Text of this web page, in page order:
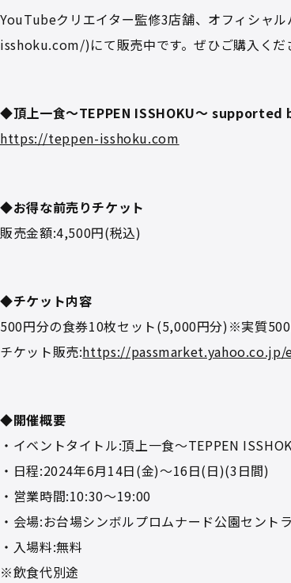
YouTubeクリエイター監修3店舗、オフィシャ
isshoku.com/)にて販売中です。ぜひご購⼊くだ
◆頂上一食～TEPPEN ISSHOKU～ supported
https://teppen-isshoku.com
◆お得な前売りチケット
販売金額:4,500円(税込)
◆チケット内容
500円分の⾷券10枚セット(5,000円分)※実質
チケット販売:https://
◆開催概要
・イベントタイトル:頂上⼀⾷～TEPPEN
・⽇程:2024年6⽉14⽇(⾦)～16⽇(⽇)(3⽇間)
・営業時間:10:30～19:00
・会場:お台場シンボルプロムナード公園セント
・⼊場料:無料
※飲⾷代別途